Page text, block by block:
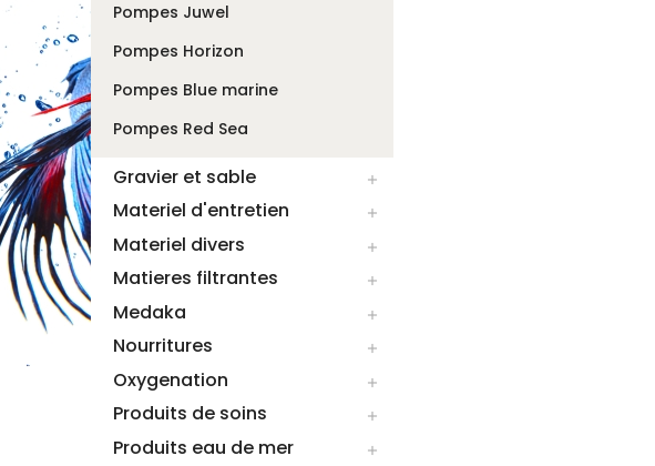
Pompes Juwel
Pompes Horizon
Pompes Blue marine
Pompes Red Sea
Gravier et sable 
Materiel d'entretien 
Materiel divers 
Matieres filtrantes 
Medaka 
Nourritures 
Oxygenation 
Produits de soins 
Produits eau de mer 